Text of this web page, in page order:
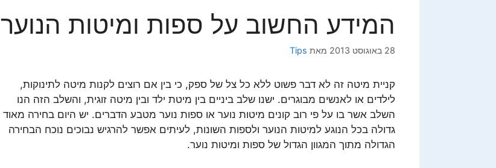
המידע החשוב על ספות ומיטות הנוער
28 באוגוסט 2013 מאת Tips
קניית מיטה זה לא דבר פשוט ללא כל צל של ספק, כי בין אם רוצים לקנות מיטה לתינוקות,
לילדים או לאנשים מבוגרים. ישנו שלב ביניים בין מיטת ילד ובין מיטה זוגית, והשלב הזה הנו
השלב אשר בו על פי רוב קונים מיטות נוער או ספות נוער מטבע הדברים. יש היום בחירה מאוד
גדולה בכל הנוגע למיטות הנוער ולספות השונות, לעיתים אפשר להרגיש נבוכים נוכח הבחירה
הגדולה מתוך המגוון הגדול של ספות ומיטות נוער.